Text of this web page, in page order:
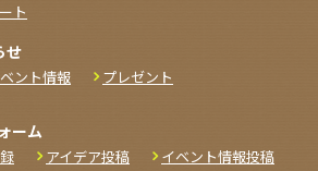
ト
せ
ント情報 プレゼント
ーム
アイデア投稿 イベント情報投稿